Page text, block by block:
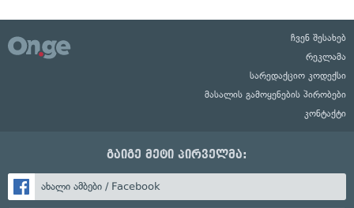
ჩვენ შესახებ
რეკლამა
სარედაქციო კოდექსი
მასალის გამოყენების პირობები
კონტაქტი
გაიგე მეტი პირველმა:
ახალი ამბები / Facebook